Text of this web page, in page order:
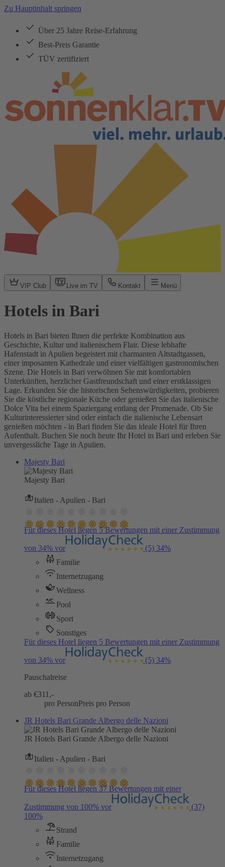
Zu Hauptinhalt springen
Über 25 Jahre Reise-Erfahrung
Best-Preis Garantie
TÜV zertifiziert
VIP Club Live im TV Kontakt Menü
Hotels in Bari
Hotels in Bari bieten Ihnen die perfekte Kombination aus
Geschichte, Kultur und italienischem Flair. Diese lebhafte
Hafenstadt in Apulien begeistert mit charmanten Altstadtgassen,
einer imposanten Kathedrale und einer vielfältigen gastronomischen
Szene. Die Hotels in Bari verwöhnen Sie mit komfortablen
Unterkünften, herzlicher Gastfreundschaft und einer erstklassigen
Lage. Erkunden Sie die historischen Sehenswürdigkeiten, probieren
Sie die köstliche regionale Küche oder genießen Sie das italienische
Dolce Vita bei einem Spaziergang entlang der Promenade. Ob Sie
Kulturinteressierter sind oder einfach die italienische Lebensart
genießen möchten - in Bari finden Sie das ideale Hotel für Ihren
Aufenthalt. Buchen Sie noch heute Ihr Hotel in Bari und erleben Sie
unvergessliche Tage in Apulien.
Majesty Bari
Majesty Bari
Italien - Apulien - Bari
Für dieses Hotel liegen 5 Bewertungen mit einer Zustimmung
von 34% vor (5) 34%
Familie
Internetzugang
Wellness
Pool
Sport
Sonstiges
Für dieses Hotel liegen 5 Bewertungen mit einer Zustimmung
von 34% vor (5) 34%
Pauschalreise
ab €311,-
pro PersonPreis pro Person
JR Hotels Bari Grande Albergo delle Nazioni
JR Hotels Bari Grande Albergo delle Nazioni
Italien - Apulien - Bari
Für dieses Hotel liegen 37 Bewertungen mit einer
Zustimmung von 100% vor
(37)
100%
Strand
Familie
Internetzugang